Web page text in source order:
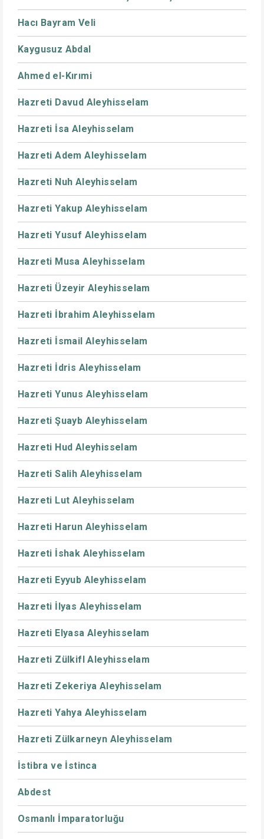
Hacı Bayram Veli
Kaygusuz Abdal
Ahmed el-Kırımi
Hazreti Davud Aleyhisselam
Hazreti İsa Aleyhisselam
Hazreti Adem Aleyhisselam
Hazreti Nuh Aleyhisselam
Hazreti Yakup Aleyhisselam
Hazreti Yusuf Aleyhisselam
Hazreti Musa Aleyhisselam
Hazreti Üzeyir Aleyhisselam
Hazreti İbrahim Aleyhisselam
Hazreti İsmail Aleyhisselam
Hazreti İdris Aleyhisselam
Hazreti Yunus Aleyhisselam
Hazreti Şuayb Aleyhisselam
Hazreti Hud Aleyhisselam
Hazreti Salih Aleyhisselam
Hazreti Lut Aleyhisselam
Hazreti Harun Aleyhisselam
Hazreti İshak Aleyhisselam
Hazreti Eyyub Aleyhisselam
Hazreti İlyas Aleyhisselam
Hazreti Elyasa Aleyhisselam
Hazreti Zülkifl Aleyhisselam
Hazreti Zekeriya Aleyhisselam
Hazreti Yahya Aleyhisselam
Hazreti Zülkarneyn Aleyhisselam
İstibra ve İstinca
Abdest
Osmanlı İmparatorluğu